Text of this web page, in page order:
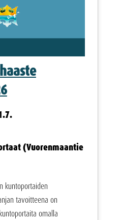
(Vuorenmaantie
kuntoportaiden
tavoitteena on
omalla